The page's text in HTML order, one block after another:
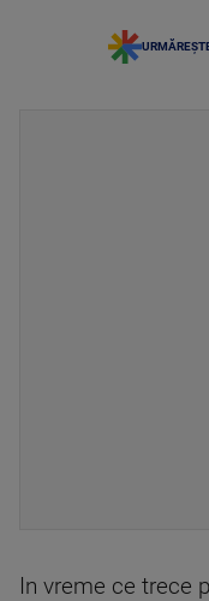
In vreme ce trece